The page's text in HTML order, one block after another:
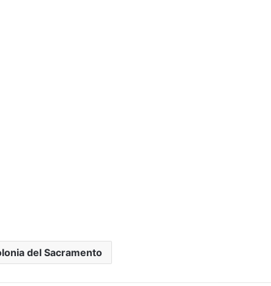
del Sacramento